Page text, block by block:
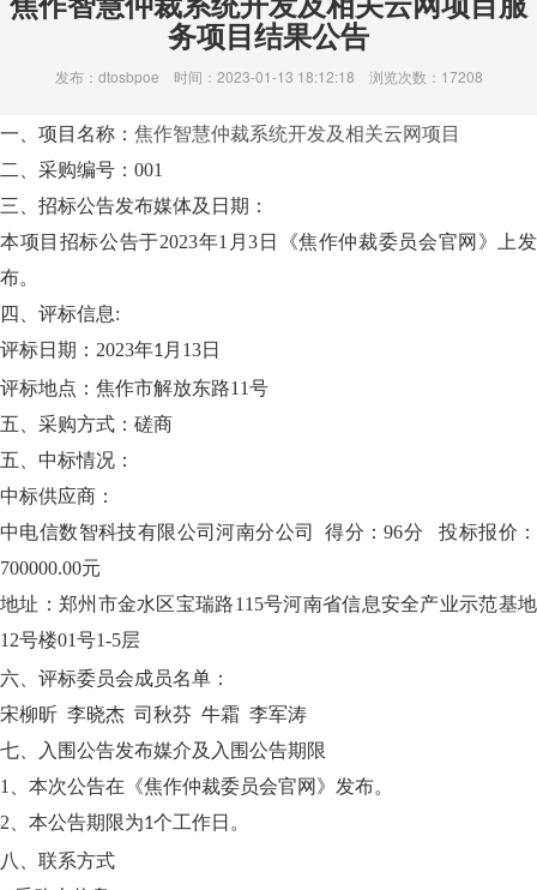
务项目结果公告
发布：dtosbpoe 时间：2023-01-13 18:12:18 浏览次数：17208
一、项目名称： 焦作智慧仲裁系统开发及相关云网项目
二、采购编号：001
三、招标公告发布媒体及日期：
本项目招标公告于2023年1月3日《焦作仲裁委员会官网》上发
布。
四、评标信息:
评标日期：2023年1月13日
评标地点：焦作市解放东路11号
五、采购方式：磋商
五、中标情况：
中标供应商：
中电信数智科技有限公司河南分公司 得分：96分 投标报价：
700000.00元
地址：郑州市金水区宝瑞路115号河南省信息安全产业示范基地
12号楼01号1-5层
六、评标委员会成员名单：
宋柳昕 李晓杰 司秋芬 牛霜 李军涛
七、入围公告发布媒介及入围公告期限
1
、本次公告在《焦作仲裁委员会官网》发布。
2 、本公告期限为1个工作日。
八、联系方式